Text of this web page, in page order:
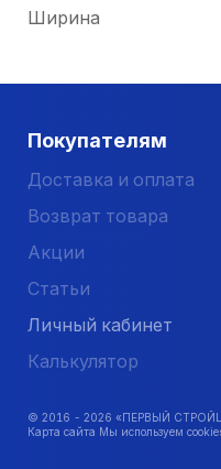
Ширина
Покупателям
Доставка и оплата
Возврат товара
Акции
Статьи
Личный кабинет
Калькулятор
© 2016 - 2026 «ПЕРВЫЙ
Карта сайта Мы используем